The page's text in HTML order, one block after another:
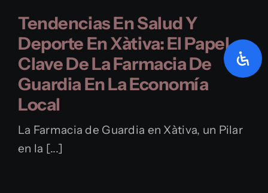
Tendencias En Salud Y
Deporte En Xàtiva: El Papel
Clave De La Farmacia De
Guardia En La Economía
Local
La Farmacia de Guardia en Xàtiva, un Pilar
en la [...]